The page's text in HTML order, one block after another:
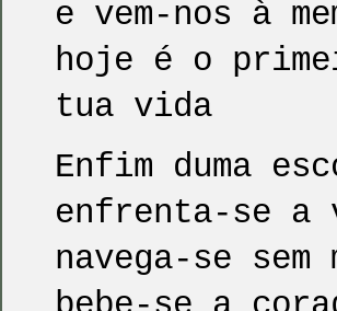
e vem-nos à
hoje é o
tua vida
Enfim duma
enfrenta-se
navega-se